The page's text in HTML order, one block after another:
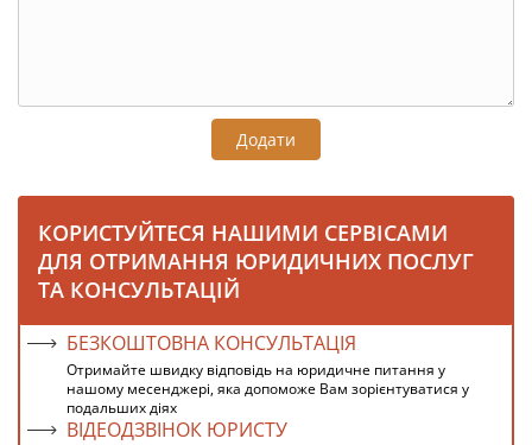
Додати
КОРИСТУЙТЕСЯ НАШИМИ СЕРВІСАМИ
ДЛЯ ОТРИМАННЯ ЮРИДИЧНИХ ПОСЛУГ
ТА КОНСУЛЬТАЦІЙ
БЕЗКОШТОВНА КОНСУЛЬТАЦІЯ
Отримайте швидку відповідь на юридичне питання у
нашому месенджері, яка допоможе Вам зорієнтуватися у
подальших діях
ВІДЕОДЗВІНОК ЮРИСТУ